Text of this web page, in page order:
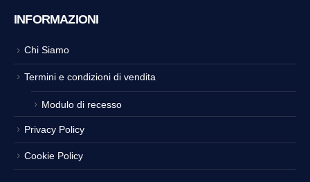
INFORMAZIONI
Chi Siamo
Termini e condizioni di vendita
Modulo di recesso
Privacy Policy
Cookie Policy